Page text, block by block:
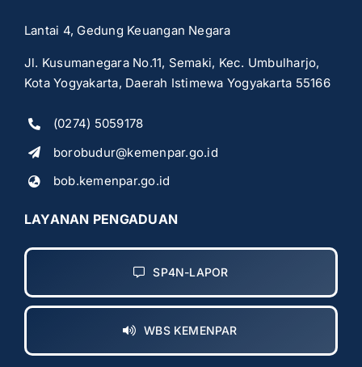
Lantai 4, Gedung Keuangan Negara
Jl. Kusumanegara No.11, Semaki, Kec. Umbulharjo,
Kota Yogyakarta, Daerah Istimewa Yogyakarta 55166
(0274) 5059178
borobudur@kemenpar.go.id
bob.kemenpar.go.id
LAYANAN PENGADUAN
SP4N-LAPOR
WBS KEMENPAR